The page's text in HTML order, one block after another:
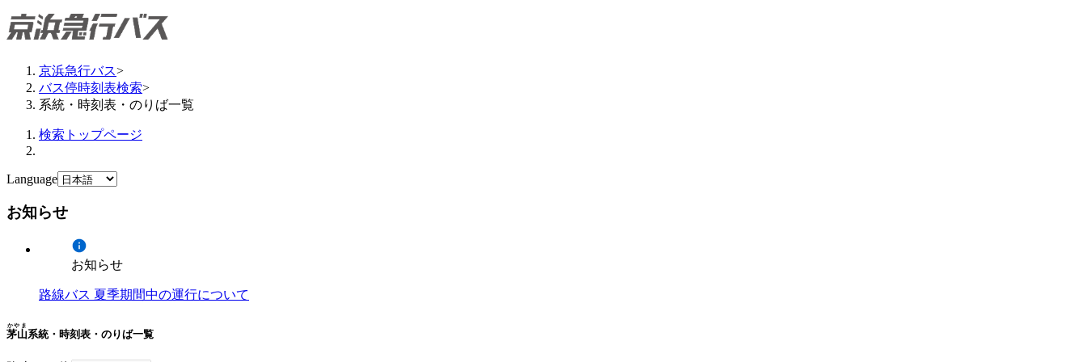
京浜急行バス>
バス停時刻表検索>
系統・時刻表・のりば一覧
検索トップページ
Language
お知らせ
お知らせ
路線バス 夏季期間中の運行について
茅山
かやま
系統・時刻表・のりば一覧